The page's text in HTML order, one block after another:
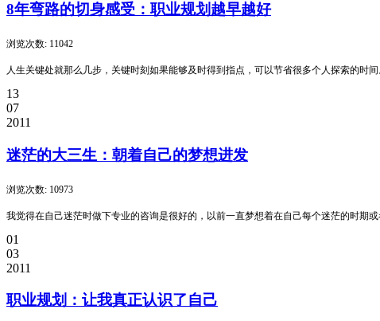
8年弯路的切身感受：职业规划越早越好
浏览次数: 11042
人生关键处就那么几步，关键时刻如果能够及时得到指点，可以节省很多个人探索的
13
07
2011
迷茫的大三生：朝着自己的梦想进发
浏览次数: 10973
我觉得在自己迷茫时做下专业的咨询是很好的，以前一直梦想着在自己每个迷茫的时期
01
03
2011
职业规划：让我真正认识了自己